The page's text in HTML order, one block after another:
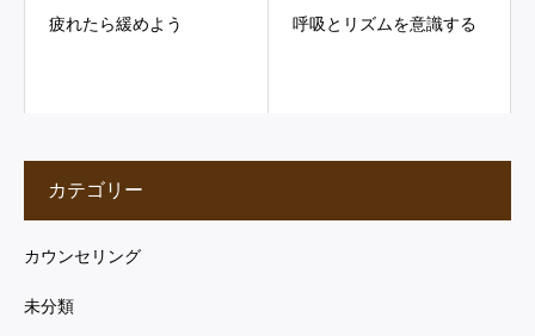
疲れたら緩めよう 呼吸とリズムを意識する
カテゴリー
カウンセリング
未分類